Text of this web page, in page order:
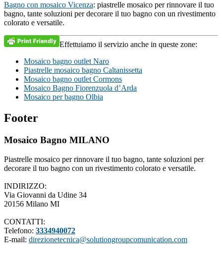
Bagno con mosaico Vicenza: piastrelle mosaico per rinnovare il tuo
bagno, tante soluzioni per decorare il tuo bagno con un rivestimento
colorato e versatile.
Effettuiamo il servizio anche in queste zone:
Mosaico bagno outlet Naro
Piastrelle mosaico bagno Caltanissetta
Mosaico bagno outlet Cormons
Mosaico Bagno Fiorenzuola d’Arda
Mosaico per bagno Olbia
Footer
Mosaico Bagno MILANO
Piastrelle mosaico per rinnovare il tuo bagno, tante soluzioni per
decorare il tuo bagno con un rivestimento colorato e versatile.
INDIRIZZO:
Via Giovanni da Udine 34
20156 Milano MI
CONTATTI:
Telefono: 3334940072
E-mail: direzionetecnica@solutiongroupcomunication.com